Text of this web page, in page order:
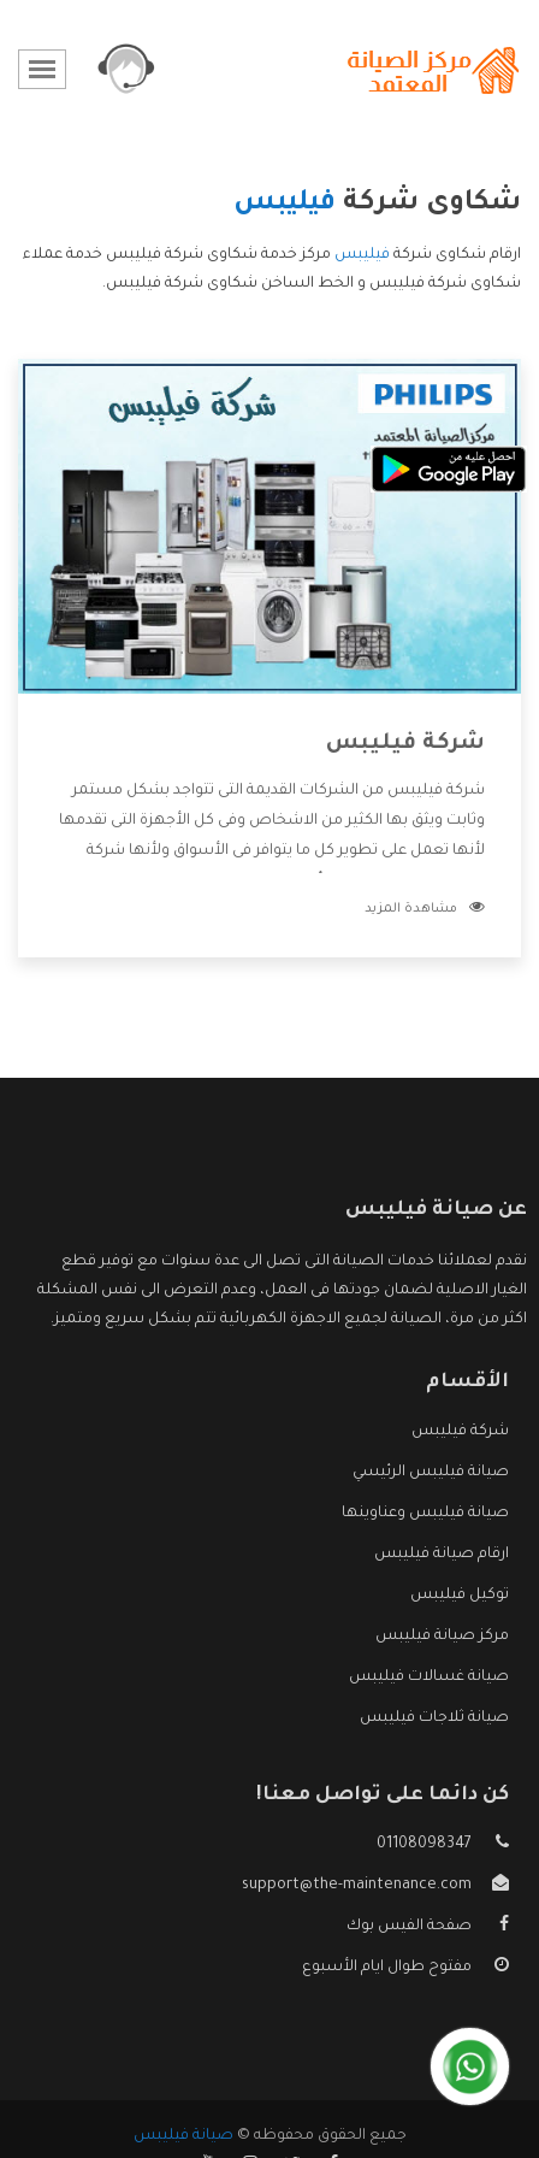
شكاوى شركة فيليبس
ارقام شكاوى شركة فيليبس مركز خدمة شكاوى شركة فيليبس خدمة عملاء
شكاوى شركة فيليبس و الخط الساخن شكاوى شركة فيليبس.
شركة فيليبس
شركة فيليبس من الشركات القديمة التى تتواجد بشكل مستمر
وثابت ويثق بها الكثير من الاشخاص وفى كل الأجهزة التى تقدمها
لأنها تعمل على تطوير كل ما يتوافر فى الأسواق ولأنها شركة
وتقدم للعملاء أقوى العروض والخصومات التى تسهل على
مشاهدة المزيد
عن صيانة فيليبس
نقدم لعملائنا خدمات الصيانة التى تصل الى عدة سنوات مع توفير قطع
الغيار الاصلية لضمان جودتها فى العمل، وعدم التعرض الى نفس المشكلة
اكثر من مرة، الصيانة لجميع الاجهزة الكهربائية تتم بشكل سريع ومتميز.
الأقسام
شركة فيليبس
صيانة فيليبس الرئيسي
صيانة فيليبس وعناوينها
ارقام صيانة فيليبس
توكيل فيليبس
مركز صيانة فيليبس
صيانة غسالات فيليبس
صيانة ثلاجات فيليبس
كن دائما على تواصل معنا!
01108098347
support@the-maintenance.com
صفحة الفيس بوك
مفتوح طوال ايام الأسبوع
جميع الحقوق محفوظه © صيانة فيليبس